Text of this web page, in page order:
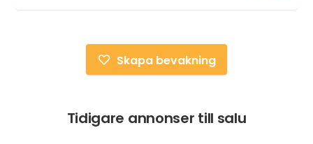
Skapa bevakning
Tidigare annonser till salu